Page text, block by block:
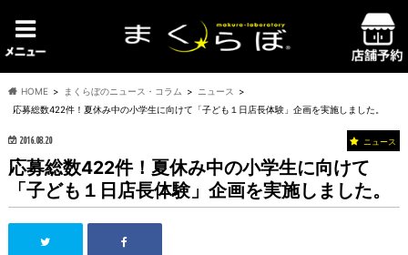
HOME まくらぼのニュース・コラム
ニュース
応募総数422件！夏休み中の小学生に向けて「子ども１日店長体験」企画を実施しました。
2016.08.20 ニュース
応募総数422件！夏休み中の小学生に向けて
「子ども１日店長体験」企画を実施しました。